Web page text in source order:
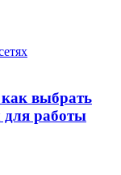
выбрать
для работы